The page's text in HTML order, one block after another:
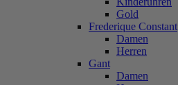
Gold
Frederique Constant
Damen
Herren
Gant
Damen